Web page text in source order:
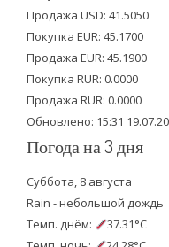
t
e
r
b
o
o
k
u
b
e
Продажа USD: 41.5050
Покупка EUR: 45.1700
Продажа EUR: 45.1900
Покупка RUR: 0.0000
Продажа RUR: 0.0000
Обновлено: 15:31
Погода на 3 дня
Суббота, 8 августа
Rain - небольшой дождь
Темп. днём:
37.31°C